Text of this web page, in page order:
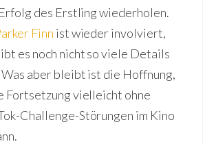
des Erstling wiederholen.
Finn ist wieder involviert,
es noch nicht so viele Details
Was aber bleibt ist die Hoffnung,
Fortsetzung vielleicht ohne
Challenge-Störungen im Kino